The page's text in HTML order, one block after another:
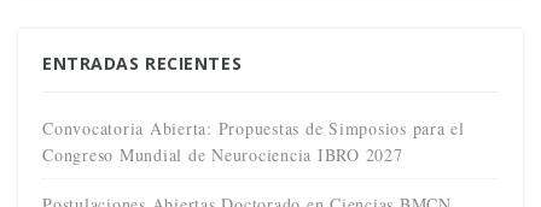
ENTRADAS RECIENTES
Convocatoria Abierta: Propuestas de Simposios para el
Congreso Mundial de Neurociencia IBRO 2027